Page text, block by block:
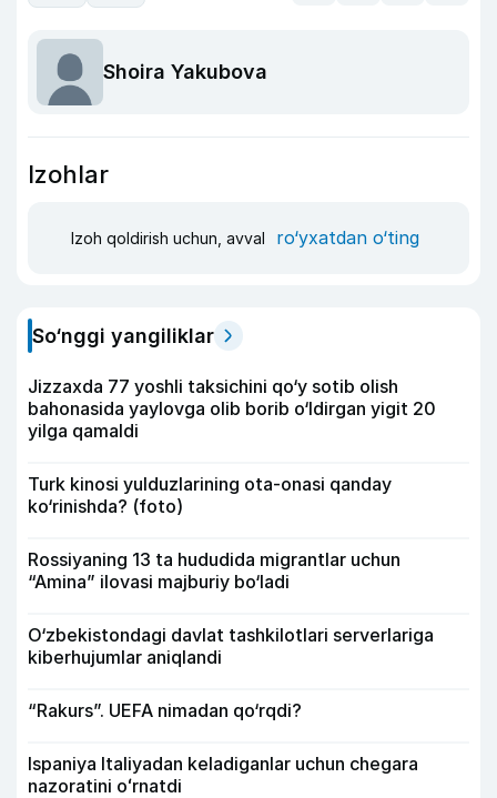
Shoira Yakubova
Izohlar
Izoh qoldirish uchun, avval ro‘yxatdan o‘ting
So‘nggi yangiliklar
Jizzaxda 77 yoshli taksichini qo‘y sotib olish
bahonasida yaylovga olib borib o‘ldirgan yigit 20
yilga qamaldi
Turk kinosi yulduzlarining ota-onasi qanday
ko‘rinishda? (foto)
Rossiyaning 13 ta hududida migrantlar uchun
“Amina” ilovasi majburiy bo‘ladi
O‘zbekistondagi davlat tashkilotlari serverlariga
kiberhujumlar aniqlandi
“Rakurs”. UEFA nimadan qo‘rqdi?
Ispaniya Italiyadan keladiganlar uchun chegara
nazoratini oʻrnatdi